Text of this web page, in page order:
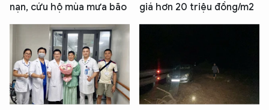
nạn, cứu hộ mùa mưa bão
giá hơn 20 triệu đồng/m2